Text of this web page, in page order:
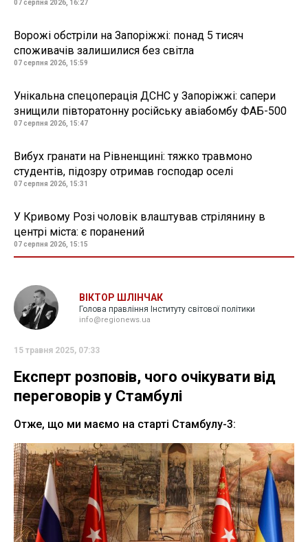
07 серпня 2026, 16:27
Ворожі обстріли на Запоріжжі: понад 5 тисяч
споживачів залишилися без світла
07 серпня 2026, 15:59
Унікальна спецоперація ДСНС у Запоріжжі: сапери
знищили півторатонну російську авіабомбу ФАБ-500
07 серпня 2026, 15:47
Вибух гранати на Рівненщині: тяжко травмоно
студентів, підозру отримав господар оселі
07 серпня 2026, 15:31
У Кривому Розі чоловік влаштував стрілянину в
центрі міста: є поранений
07 серпня 2026, 15:15
ВІКТОР ШЛІНЧАК
Голова правління Інституту світової політики
info@regionews.ua
15 травня 2025, 07:33
Експерт розповів, чого очікувати від
переговорів у Стамбулі
Отже, що ми маємо на старті Стамбулу-3: